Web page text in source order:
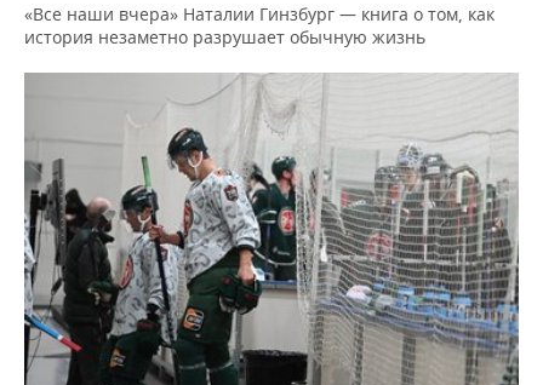
«Все наши вчера» Наталии Гинзбург — книга о том, как
история незаметно разрушает обычную жизнь